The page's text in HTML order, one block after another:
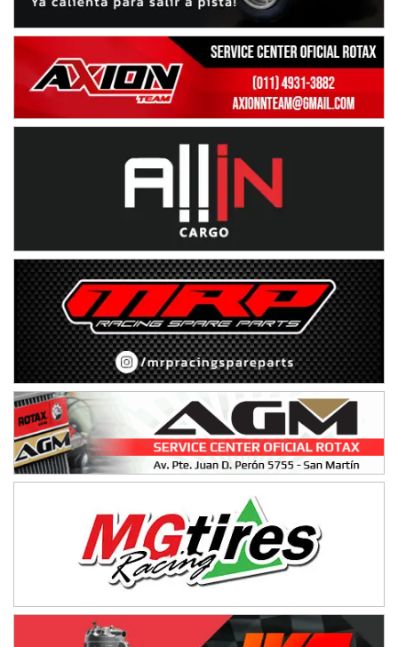
Humboldt (Santa Fe)
NORESTE SANTAFESINO - F6
Ciudad de Avellaneda (Asfalto)